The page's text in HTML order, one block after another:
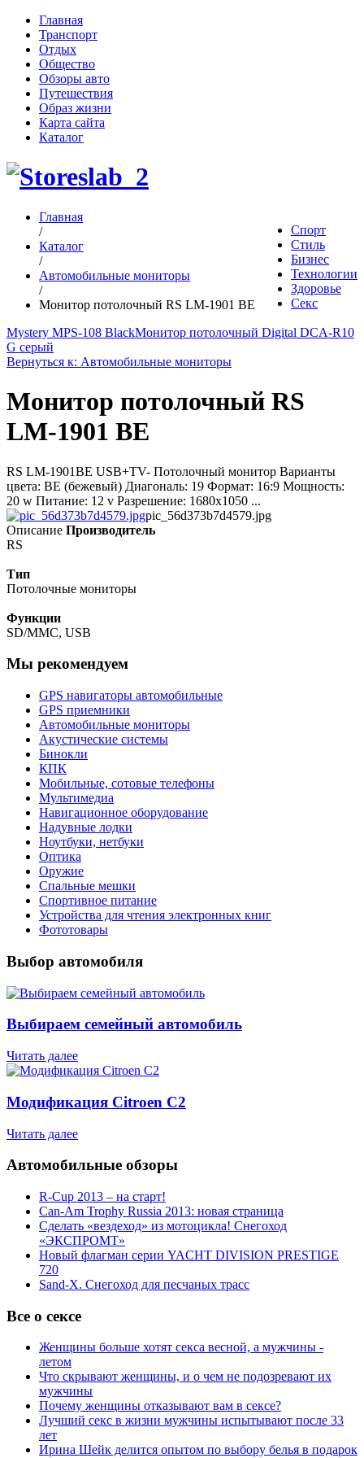
Главная
Транспорт
Отдых
Общество
Обзоры авто
Путешествия
Образ жизни
Карта сайта
Каталог
Спорт
Стиль
Бизнес
Технологии
Здоровье
Секс
Главная
/
Каталог
/
Автомобильные мониторы
/
Монитор потолочный RS LM-1901 BE
Mystery MPS-108 BlackМонитор потолочный Digital DCA-R10
G серый
Вернуться к: Автомобильные мониторы
Монитор потолочный RS
LM-1901 BE
RS LM-1901BE USB+TV- Потолочный монитор Варианты
цвета: BE (бежевый) Диагональ: 19 Формат: 16:9 Мощность:
20 w Питание: 12 v Разрешение: 1680х1050 ...
pic_56d373b7d4579.jpg
Описание Производитель
RS
Тип
Потолочные мониторы
Функции
SD/MMC, USB
Мы рекомендуем
GPS навигаторы автомобильные
GPS приемники
Автомобильные мониторы
Акустические системы
Бинокли
КПК
Мобильные, сотовые телефоны
Мультимедиа
Навигационное оборудование
Надувные лодки
Ноутбуки, нетбуки
Оптика
Оружие
Спальные мешки
Спортивное питание
Устройства для чтения электронных книг
Фототовары
Выбор автомобиля
Выбираем семейный автомобиль
Читать далее
Модификация Citroen С2
Читать далее
Автомобильные обзоры
R-Cup 2013 – на старт!
Can-Am Trophy Russia 2013: новая страница
Сделать «вездеход» из мотоцикла! Снегоход
«ЭКСПРОМТ»
Новый флагман серии YACHT DIVISION PRESTIGE
720
Sand-X. Снегоход для песчаных трасс
Все о сексе
Женщины больше хотят секса весной, а мужчины -
летом
Что скрывают женщины, и о чем не подозревают их
мужчины
Почему женщины отказывают вам в сексе?
Лучший секс в жизни мужчины испытывают после 33
лет
Ирина Шейк делится опытом по выбору белья в подарок